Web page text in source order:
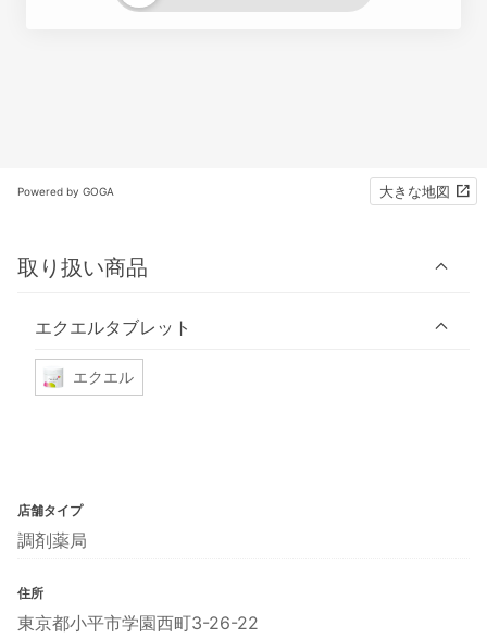
Powered by GOGA 大きな地図
取り扱い商品
エクエルタブレット
エクエル
店舗タイプ
調剤薬局
住所
東京都小平市学園西町3-26-22